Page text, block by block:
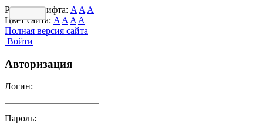
Размер шрифта: A A A
Цвет сайта: A A A A
Полная версия сайта
Войти
Авторизация
Логин:
Пароль: